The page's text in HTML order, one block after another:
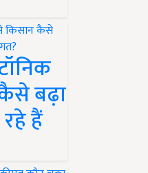
बढ़ा
हैं